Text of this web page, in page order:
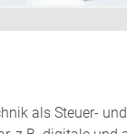
als Steuer-